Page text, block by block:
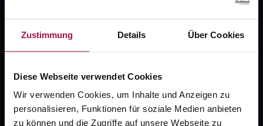
Zustimmung Details Über Cookies
Diese Webseite verwendet Cookies
Wir verwenden Cookies, um Inhalte und Anzeigen zu
personalisieren, Funktionen für soziale Medien anbieten
zu können und die Zugriffe auf unsere Webseite zu
Über uns
Karriere
Newsletter